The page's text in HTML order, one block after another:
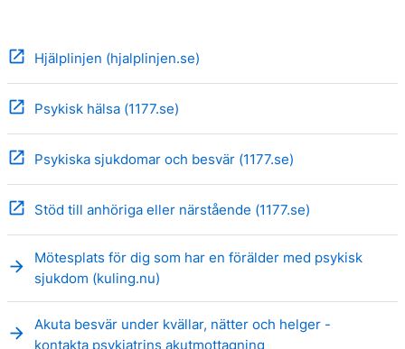
open_in_new Hjälplinjen (hjalplinjen.se)
open_in_new Psykisk hälsa (1177.se)
open_in_new Psykiska sjukdomar och besvär (1177.se)
open_in_new Stöd till anhöriga eller närstående (1177.se)
arrow_forward
Mötesplats för dig som har en förälder med psykisk
sjukdom (kuling.nu)
arrow_forward
Akuta besvär under kvällar, nätter och helger -
kontakta psykiatrins akutmottagning